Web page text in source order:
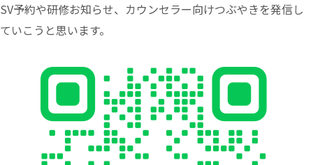
SV予約や研修お知らせ、カウンセラー向けつぶやきを発信し
ていこうと思います。